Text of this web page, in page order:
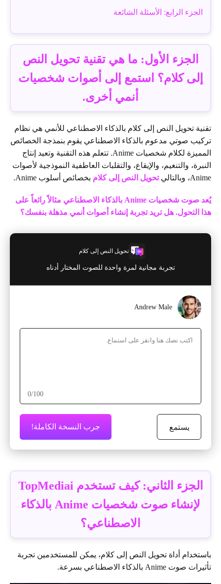
الجزء الرابع: الأسئلة الشائعة
الجزء الأول: ما هي تقنية تحويل النص
إلى كلام؟ استمع إلى أصوات شخصيات
أنمي أخرى.
تقنية تحويل النص إلى كلام بالذكاء الاصطناعي للأنمي هي نظام
تركيب صوتي مدعوم بالذكاء الاصطناعي يقوم بنمذجة الخصائص
المميزة لكلام شخصيات Anime. تتعلم هذه التقنية وتعيد إنتاج
النبرة، والتنغيم، والإيقاع، والتقلبات العاطفية النموذجية لأصوات
Anime، وبالتالي
تحويل النص إلى كلام بخصائص أسلوب Anime.
يُعد صوت شخصيات Anime بالذكاء الاصطناعي مثالاً رائعاً على
هذا التحول. هل تريد تجربة إنشاء أصوات أنمي مذهلة بنفسك؟
تحويل النص إلى كلام
تجربة مجانية لمرة واحدة للصوت المختار أدناه
Andrew Male
0/100
يستمع جرب النسخة الكاملة!
الجزء الثاني: كيف تستخدم TopMediai
لإنشاء صوت شخصيات Anime بالذكاء
الاصطناعي؟
باستخدام أداة تحويل النص إلى كلام، يمكن للمستخدمين تجربة
تأثيرات صوت Anime بالذكاء الاصطناعي بسرعة.